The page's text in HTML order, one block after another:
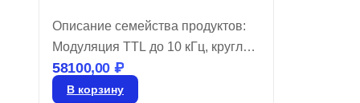
Описание семейства продуктов:
Модуляция TTL до 10 кГц, круглый
профиль луча и регулируемый
фокус. Лазерные диоды для
58100,00 ₽
В корзину